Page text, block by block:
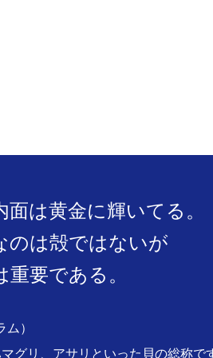
面は黄金に輝いてる。
のは殻ではないが
重要である。
）
グリ、アサリといった貝の総称で